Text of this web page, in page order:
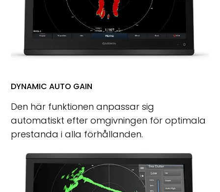
DYNAMIC AUTO GAIN
Den här funktionen anpassar sig
automatiskt efter omgivningen för optimala
prestanda i alla förhållanden.